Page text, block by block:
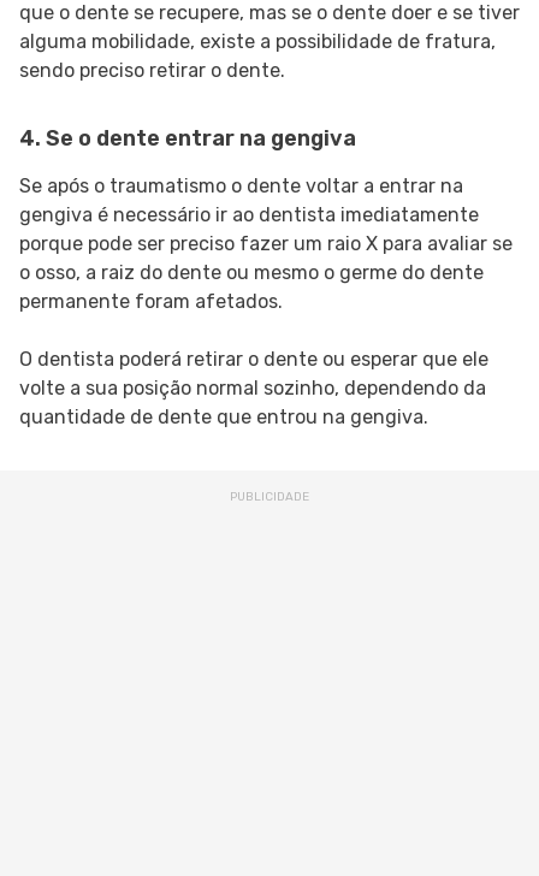
que o dente se recupere, mas se o dente doer e se tiver
alguma mobilidade, existe a possibilidade de fratura,
sendo preciso retirar o dente.
4. Se o dente entrar na gengiva
Se após o traumatismo o dente voltar a entrar na
gengiva é necessário ir ao dentista imediatamente
porque pode ser preciso fazer um raio X para avaliar se
o osso, a raiz do dente ou mesmo o germe do dente
permanente foram afetados.
O dentista poderá retirar o dente ou esperar que ele
volte a sua posição normal sozinho, dependendo da
quantidade de dente que entrou na gengiva.